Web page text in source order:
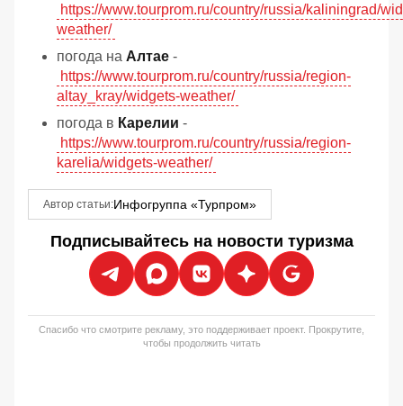
https://www.tourprom.ru/country/russia/kaliningrad/
weather/
погода на Алтае -
https://www.tourprom.ru/country/russia/region-
altay_kray/widgets-weather/
погода в Карелии -
https://www.tourprom.ru/country/russia/region-
karelia/widgets-weather/
Автор статьи:Инфогруппа «Турпром»
Подписывайтесь на новости туризма
Спасибо что смотрите рекламу, это поддерживает проект. Прокрутите,
чтобы продолжить читать